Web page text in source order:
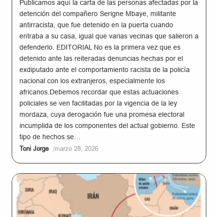
Publicamos aquí la carta de las personas afectadas por la
detención del compañero Serigne Mbaye, militante
antirracista, que fue detenido en la puerta cuando
entraba a su casa, igual que varias vecinas que salieron a
defenderlo. EDITORIAL No es la primera vez que es
detenido ante las reiteradas denuncias hechas por el
exdiputado ante el comportamiento racista de la policía
nacional con los extranjeros, especialmente los
africanos.Debemos recordar que estas actuaciones
policiales se ven facilitadas por la vigencia de la ley
mordaza, cuya derogación fue una promesa electoral
incumplida de los componentes del actual gobierno. Este
tipo de hechos se…
Toni Jorge /marzo 28, 2026